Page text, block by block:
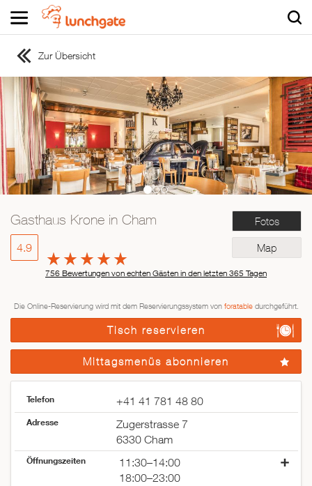
ZUR STARTSEITE
ZUR RESTAURANTSUCHE
Asiatisch
Italienisch
Französisch
Traditionell
Mexikanisch
Spanisch
Zur Übersicht
Fotos
Map
Gasthaus Krone in Cham
4.9
756 Bewertungen von echten Gästen in den letzten 365 Tagen
Die Online-Reservierung wird mit dem Reservierungssystem von foratabledurchgeführt.
Tisch reservieren
Mittagsmenüs abonnieren
Telefon +41 41 781 48 80
Adresse
Zugerstrasse 7
6330 Cham
Öffnungszeiten
11:30–14:00
18:00–23:00